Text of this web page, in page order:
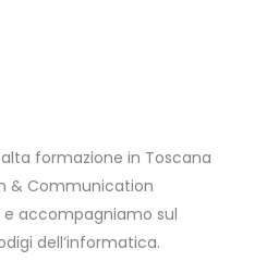
formazione in Toscana
& Communication
accompagniamo sul
dell’informatica.